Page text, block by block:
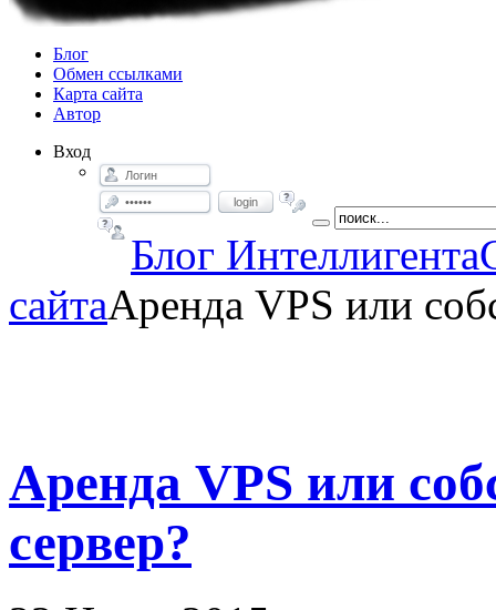
Блог
Обмен ссылками
Карта сайта
Автор
Вход
login
Блог Интеллигента
сайтаАренда VPS или
Аренда VPS или
сервер?